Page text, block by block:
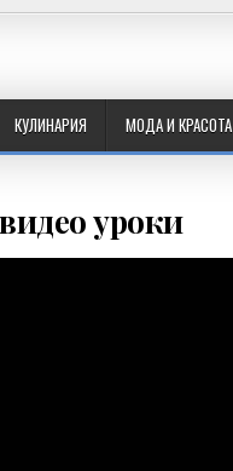
КУЛИНАРИЯ МОДА И КРАСОТА
уроки